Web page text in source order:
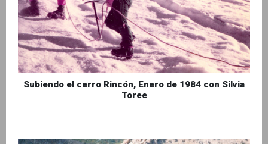
Subiendo el cerro Rincón, Enero de 1984 con Silvia
Toree